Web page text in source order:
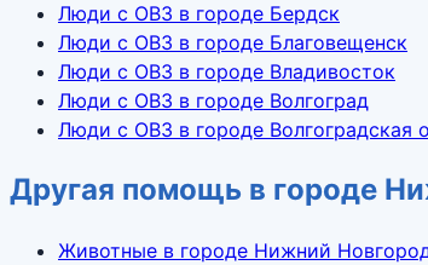
Люди с ОВЗ в городе Бердск
Люди с ОВЗ в городе Благовещенск
Люди с ОВЗ в городе Владивосток
Люди с ОВЗ в городе Волгоград
Люди с ОВЗ в городе Волгоградская
Другая помощь в городе
Животные в городе Нижний